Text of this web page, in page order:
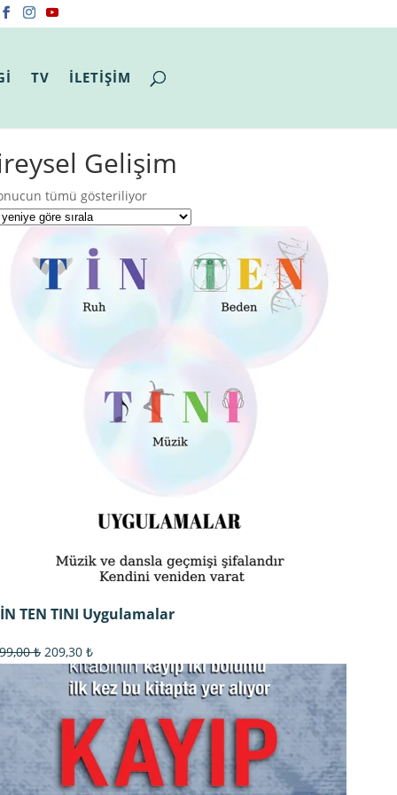
TV İLETİŞİM
Gelişim
tümü gösteriliyorEn
yeniye
göre
sıralandı
TEN TINI Uygulamalar
₺ Orijinal
fiyat:
299,00 ₺.
209,30₺Şu
andaki
fiyat:
209,30 ₺.